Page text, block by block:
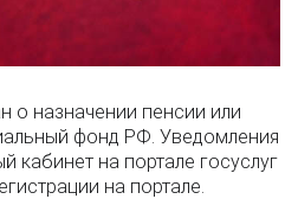
о назначении пенсии или
фонд РФ. Уведомления
кабинет на портале госуслуг
на портале.